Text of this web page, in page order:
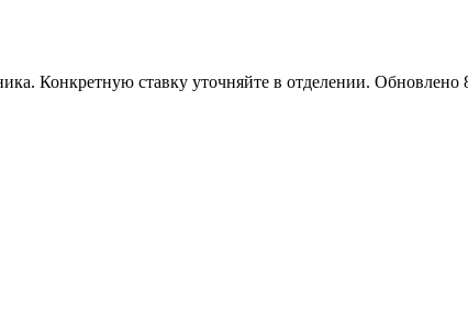
Конкретную ставку уточняйте в отделении. Обновлено